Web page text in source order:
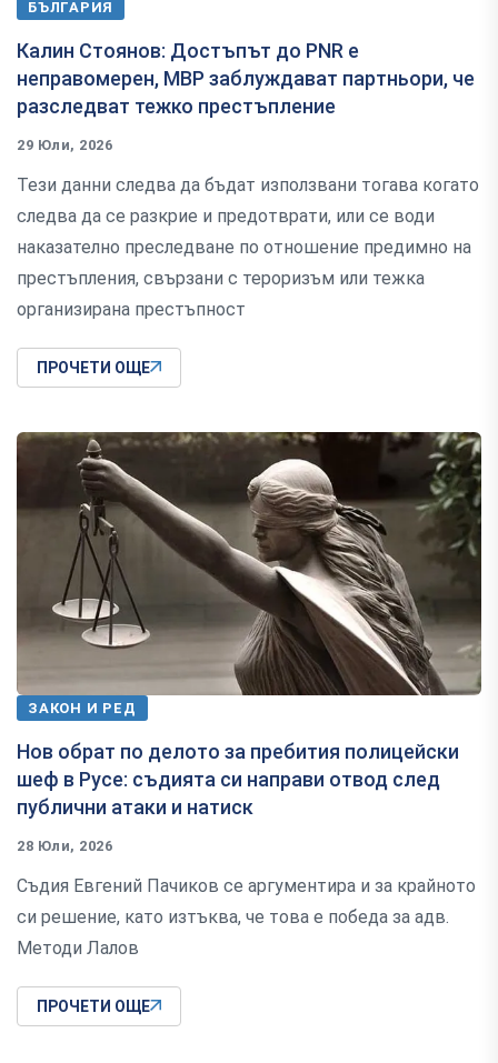
БЪЛГАРИЯ
Калин Стоянов: Достъпът до PNR е
неправомерен, МВР заблуждават партньори, че
разследват тежко престъпление
29 Юли, 2026
Тези данни следва да бъдат използвани тогава когато
следва да се разкрие и предотврати, или се води
наказателно преследване по отношение предимно на
престъпления, свързани с тероризъм или тежка
организирана престъпност
ПРОЧЕТИ ОЩЕ
ЗАКОН И РЕД
Нов обрат по делото за пребития полицейски
шеф в Русе: съдията си направи отвод след
публични атаки и натиск
28 Юли, 2026
Съдия Евгений Пачиков се аргументира и за крайното
си решение, като изтъква, че това е победа за адв.
Методи Лалов
ПРОЧЕТИ ОЩЕ